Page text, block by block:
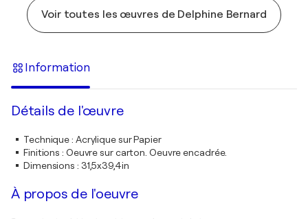
Voir toutes les œuvres de Delphine Bernard
Information
Détails de l'œuvre
Technique: Acrylique sur Papier
Finitions : Oeuvre sur carton. Oeuvre encadrée.
Dimensions : 31,5x39,4in
À propos de l'oeuvre